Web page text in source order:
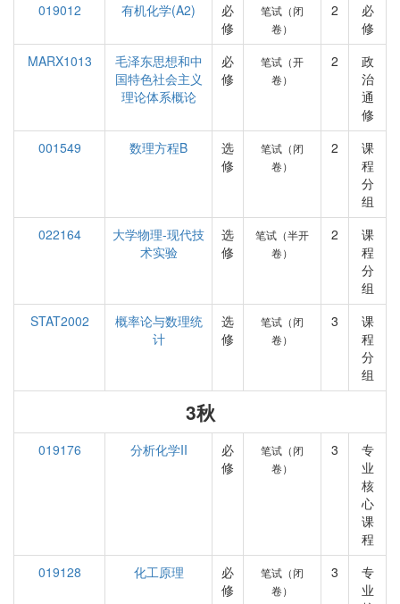
019012
有机化学(A2)
必
修
笔试（闭
卷）
2
必
修
MARX1013
毛泽东思想和中
国特色社会主义
理论体系概论
必
修
笔试（开
卷）
2
政
治
通
修
001549
数理方程B
选
修
笔试（闭
卷）
2
课
程
分
组
022164
大学物理-现代技
术实验
选
修
笔试（半开
卷）
2
课
程
分
组
STAT2002
概率论与数理统
计
选
修
笔试（闭
卷）
3
课
程
分
组
3秋
019176 分析化学II
必
修
笔试（闭
卷）
3
专
业
核
心
课
程
019128
化工原理
必
修
笔试（闭
卷）
3
专
业